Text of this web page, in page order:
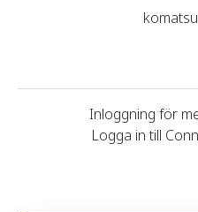
Inloggning för
Logga in till